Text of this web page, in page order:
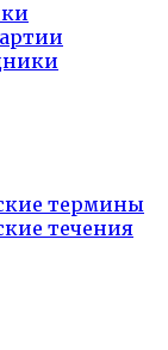
термины
течения